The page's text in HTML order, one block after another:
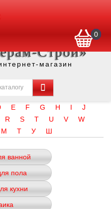
0
Строй»
магазин
E F G H I
J
R S T U V
W
М Т У Ш
ванной
пола
кухни